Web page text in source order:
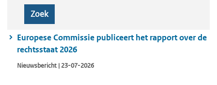
Zoek
Europese Commissie publiceert het rapport over de
rechtsstaat 2026
Nieuwsbericht | 23-07-2026